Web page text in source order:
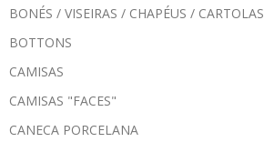
BONÉS / VISEIRAS / CHAPÉUS / CARTOLAS
BOTTONS
CAMISAS
CAMISAS "FACES"
CANECA PORCELANA